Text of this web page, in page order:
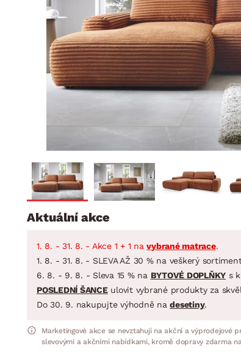
Dětský pokoj
Předsíň, šatna a chodba
Kuchyně
Koupelna
BYTOVÝ TEXTIL
Přikrývky
Polštáře
Koberce
Závěsy a žaluzie
STOLOVÁNÍ
Jídelní servis
Příbory
Hrnce
Pánve
Zobrazit vše
Aktuální akce
1. 8. - 31. 8. - Akce 1 + 1 navybrané matrace.
1. 8. - 31. 8. - SLEVA AŽ 30 % na veškerý
6. 8. - 9. 8. - Sleva 15 % na BYTOVÉ DOPLŇKY s
POSLEDNÍ ŠANCEulovit vybrané produkty za
Do 30. 9. nakupujte výhodně nadesetiny.
Marketingové akce se nevztahují na akční a výprodejové
slevovými a akčními nabídkami, kromě dopravy zdarma